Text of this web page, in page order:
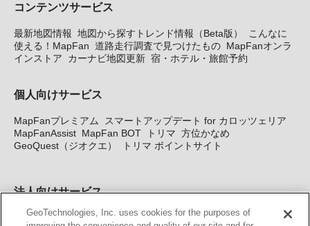
コンテンツサービス
最新地図情報 地図から探すトレンド情報（Beta版）
こんなに
使える！MapFan 道路走行調査で見つけたもの MapFanオンラ
インストア
カーナビ地図更新 宿・ホテル・旅館予約
個人向けサービス
MapFanプレミアム
スマートアップデート for カロッツェリア
MapFanAssist MapFan BOT トリマ 方位かなめ
GeoQuest（ジオクエ）
トリマ ポイントサイト
法人向けサービス
法人向け地図・位置情報サービス WEBサイト・システム向け地
GeoTechnologies, Inc. uses cookies for the purposes of